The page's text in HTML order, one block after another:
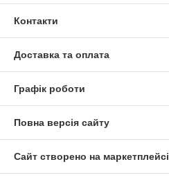
Контакти
Доставка та оплата
Графік роботи
Повна версія сайту
Сайт створено на маркетплейсі